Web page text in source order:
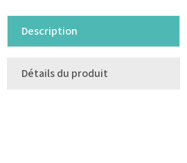
Description
Détails du produit